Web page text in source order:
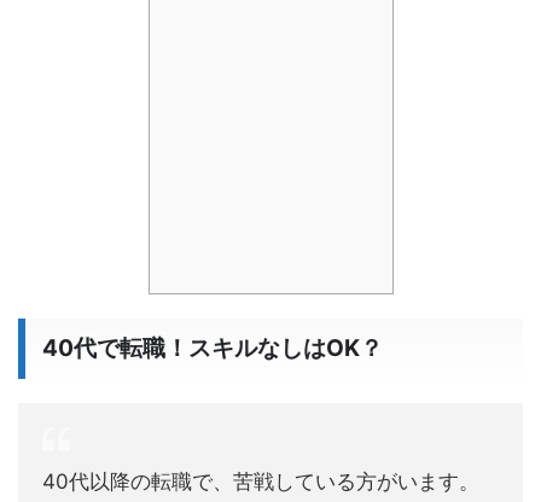
40代で転職！スキルなしはOK？
40代以降の転職で、苦戦している方がいます。